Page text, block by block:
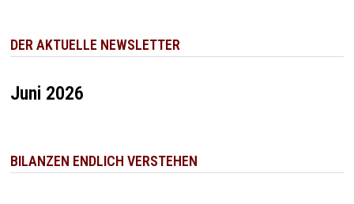
DER AKTUELLE NEWSLETTER
Juni 2026
BILANZEN ENDLICH VERSTEHEN